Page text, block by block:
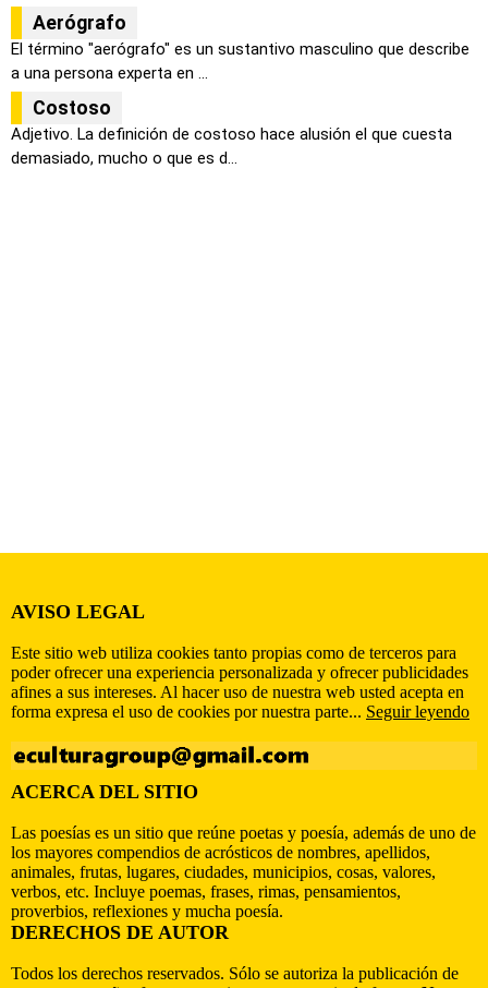
Aerógrafo
El término "aerógrafo" es un sustantivo masculino que describe
a una persona experta en ...
Costoso
Adjetivo. La definición de costoso hace alusión el que cuesta
demasiado, mucho o que es d...
AVISO LEGAL
Este sitio web utiliza cookies tanto propias como de terceros para
poder ofrecer una experiencia personalizada y ofrecer publicidades
afines a sus intereses. Al hacer uso de nuestra web usted acepta en
forma expresa el uso de cookies por nuestra parte... Seguir leyendo
ACERCA DEL SITIO
Las poesías es un sitio que reúne poetas y poesía, además de uno de
los mayores compendios de acrósticos de nombres, apellidos,
animales, frutas, lugares, ciudades, municipios, cosas, valores,
verbos, etc. Incluye poemas, frases, rimas, pensamientos,
proverbios, reflexiones y mucha poesía.
DERECHOS DE AUTOR
Todos los derechos reservados. Sólo se autoriza la publicación de